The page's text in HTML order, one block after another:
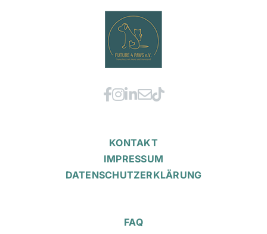
KONTAKT
IMPRESSUM
DATENSCHUTZERKLÄRUNG
FAQ